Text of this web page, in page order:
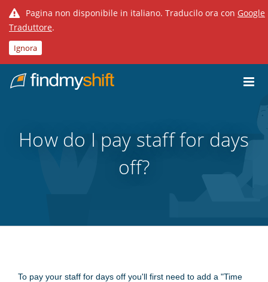
Pagina non disponibile in italiano. Traducilo ora con Google
Traduttore.
Ignora
Home
How do I pay staff for days
off?
To pay your staff for days off you'll first need to add a "Time